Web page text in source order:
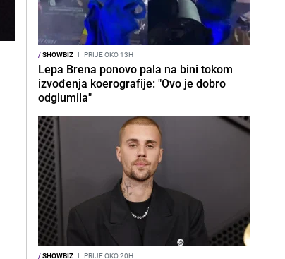
/SHOWBIZ I PRIJE OKO 13H
Lepa Brena ponovo pala na bini tokom
izvođenja koerografije: "Ovo je dobro
odglumila"
/SHOWBIZ I PRIJE OKO 20H